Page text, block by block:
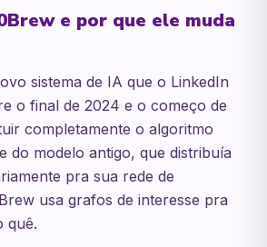
e por que ele muda
sistema de IA que o LinkedIn
o final de 2024 e o começo de
completamente o algoritmo
do modelo antigo, que distribuía
pra sua rede de
usa grafos de interesse pra
quê.